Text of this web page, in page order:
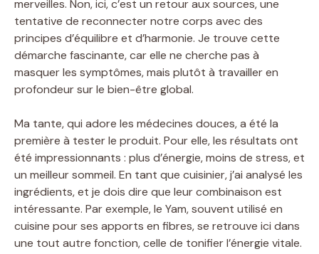
merveilles. Non, ici, c’est un retour aux sources, une
tentative de reconnecter notre corps avec des
principes d’équilibre et d’harmonie. Je trouve cette
démarche fascinante, car elle ne cherche pas à
masquer les symptômes, mais plutôt à travailler en
profondeur sur le bien-être global.
Ma tante, qui adore les médecines douces, a été la
première à tester le produit. Pour elle, les résultats ont
été impressionnants : plus d’énergie, moins de stress, et
un meilleur sommeil. En tant que cuisinier, j’ai analysé les
ingrédients, et je dois dire que leur combinaison est
intéressante. Par exemple, le Yam, souvent utilisé en
cuisine pour ses apports en fibres, se retrouve ici dans
une tout autre fonction, celle de tonifier l’énergie vitale.